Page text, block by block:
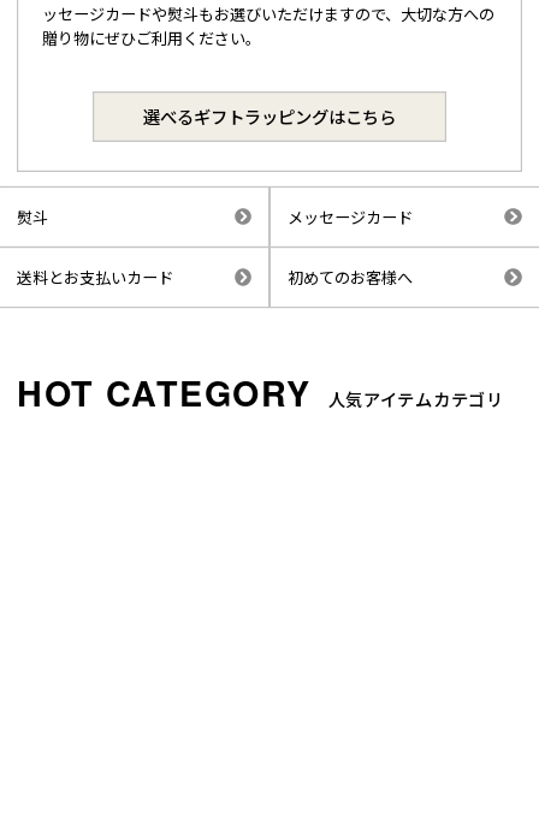
ッセージカードや熨斗もお選びいただけますので、大切な方への
贈り物にぜひご利用ください。
選べるギフトラッピングはこちら
熨斗 メッセージカード
送料とお支払いカード 初めてのお客様へ
人気アイテムカテゴリ